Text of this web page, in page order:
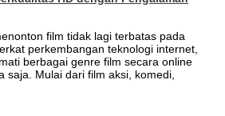
film tidak lagi terbatas pada
perkembangan teknologi internet,
berbagai genre film secara online
saja. Mulai dari film aksi, komedi,